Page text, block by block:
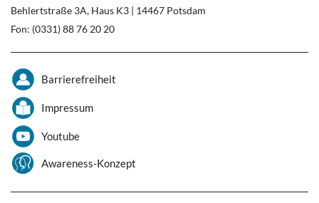
Behlertstraße 3A, Haus K3 | 14467 Potsdam
Fon: (0331) 88 76 20 20
Barrierefreiheit
Impressum
Youtube
Awareness-Konzept